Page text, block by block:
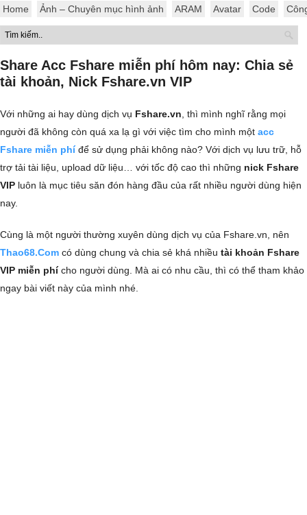
Home Ảnh – Chuyên mục hình ảnh ARAM Avatar Code
Share Acc Fshare miễn phí hôm nay: Chia sẻ
tài khoản, Nick Fshare.vn VIP
Với những ai hay dùng dịch vụ Fshare.vn , thì mình nghĩ rằng mọi
người đã không còn quá xa lạ gì với việc tìm cho mình một acc
Fshare miễn phíđể sử dụng phải không nào? Với dịch vụ lưu trữ, hỗ
trợ tải tài liệu, upload dữ liệu… với tốc độ cao thì những nick Fshare
VIP luôn là mục tiêu săn đón hàng đầu của rất nhiều người dùng hiện
nay.
Cùng là một người thường xuyên dùng dịch vụ của Fshare.vn, nên
Thao68.Com có dùng chung và chia sẻ khá nhiều tài khoản Fshare
VIP miễn phícho người dùng. Mà ai có nhu cầu, thì có thể tham khảo
ngay bài viết này của mình nhé.